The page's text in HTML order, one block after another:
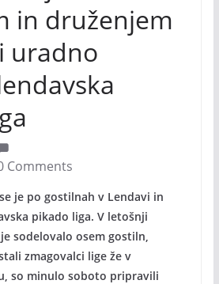
in druženjem
uradno
Comments
je po gostilnah v Lendavi in
pikado liga. V letošnji
sodelovalo osem gostiln,
zmagovalci lige že v
so minulo soboto pripravili